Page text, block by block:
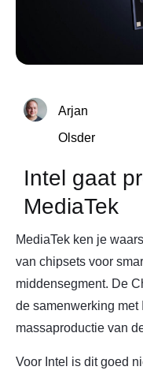
Arjan
Olsder
Intel gaat
MediaTek
MediaTek ken je
van chipsets voor
middensegment. De
de samenwerking met
massaproductie van
Voor Intel is dit goed